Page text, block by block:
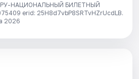
НАЦИОНАЛЬНЫЙ БИЛЕТНЫЙ
erid: 25H8d7vbP8SRTvHZrUcdLB.
2026